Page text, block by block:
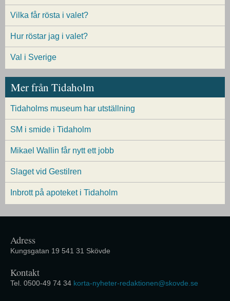
Vilka får rösta i valet?
Hur röstar jag i valet?
Val i Sverige
Mer från Tidaholm
Tidaholms museum har utställning
SM i smide i Tidaholm
Mikael Wallin får nytt ett jobb
Slaget vid Gestilren
Inbrott på apoteket i Tidaholm
Adress
Kungsgatan 19 541 31 Skövde
Kontakt
Tel. 0500-49 74 34 korta-nyheter-redaktionen@skovde.se